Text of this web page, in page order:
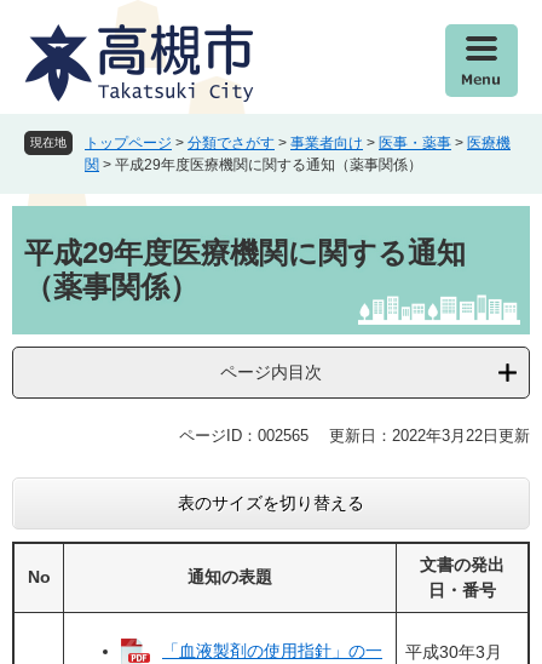
現在地 トップページ > 分類でさがす > 事業者向け > 医事・薬事 > 医療機
関 > 平成29年度医療機関に関する通知（薬事関係）
文平成29年度医療機関に関する通知
（薬事関係）
ページ内目次
ページID：002565 更新日：2022年3月22日更新
表のサイズを切り替える
No 通知の表題
文書の発出
日・番号
「血液製剤の使用指針」の一
平成30年3月